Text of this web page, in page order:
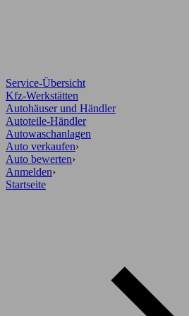
Service-Übersicht
Kfz-Werkstätten
Autohäuser und Händler
Autoteile-Händler
Autowaschanlagen
Auto verkaufen›
Auto bewerten›
Anmelden›
Startseite